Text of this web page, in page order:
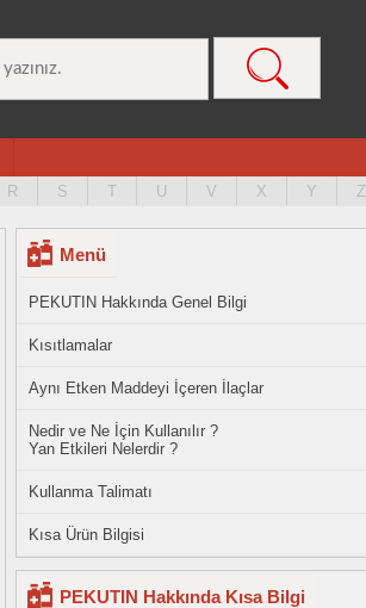
R S T U V X Y Z
Menü
PEKUTIN Hakkında Genel Bilgi
Kısıtlamalar
Aynı Etken Maddeyi İçeren İlaçlar
Nedir ve Ne İçin Kullanılır ?
Yan Etkileri Nelerdir ?
Kullanma Talimatı
Kısa Ürün Bilgisi
PEKUTIN Hakkında Kısa Bilgi